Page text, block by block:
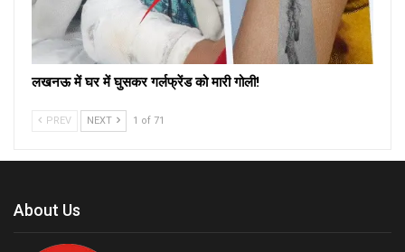
लखनऊ में घर में घुसकर गर्लफ्रेंड को मारी गोली!
PREV NEXT 1 of 71
About Us